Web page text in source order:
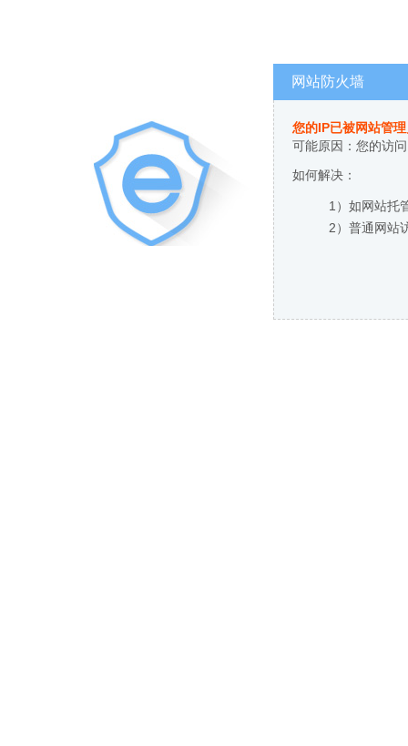
网站防火墙
您的IP已被网站管
可能原因：您的访
如何解决：
1）如网站托
2）普通网站